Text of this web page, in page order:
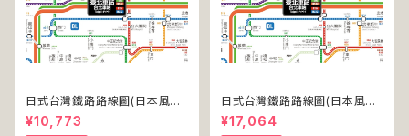
日式台灣鐵路路線圖(日本風台
湾鉄道路線図)(デジタル版／PR
O)
¥10,773
日式台灣鐵路路線圖(日本風台
湾鉄道路線図)(デジタル版／PR
O-NC)
¥17,064